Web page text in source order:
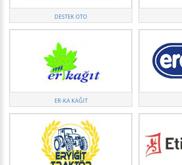
DESTEK OTO
ER-KA KAĞIT